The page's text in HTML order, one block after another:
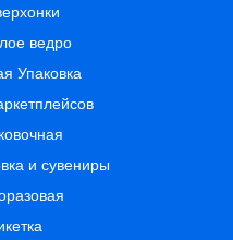
ведро
Упаковка
и сувениры